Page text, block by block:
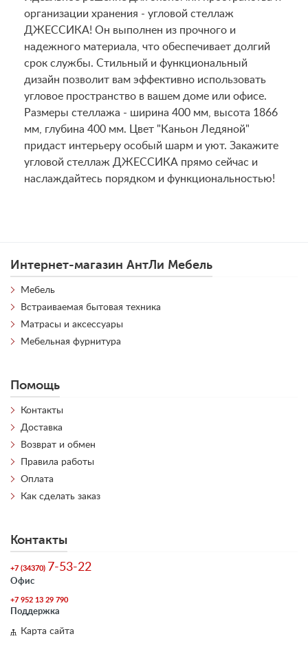
организации хранения - угловой стеллаж
ДЖЕССИКА! Он выполнен из прочного и
надежного материала, что обеспечивает долгий
срок службы. Стильный и функциональный
дизайн позволит вам эффективно использовать
угловое пространство в вашем доме или офисе.
Размеры стеллажа - ширина 400 мм, высота 1866
мм, глубина 400 мм. Цвет "Каньон Ледяной"
придаст интерьеру особый шарм и уют. Закажите
угловой стеллаж ДЖЕССИКА прямо сейчас и
наслаждайтесь порядком и функциональностью!
Интернет-магазин АнтЛи Мебель
Мебель
Встраиваемая бытовая техника
Матрасы и аксессуары
Мебельная фурнитура
Помощь
Контакты
Доставка
Возврат и обмен
Правила работы
Оплата
Как сделать заказ
Контакты
+7 (34370) 7-53-22
Офис
+7 952 13 29 790
Поддержка
Карта сайта